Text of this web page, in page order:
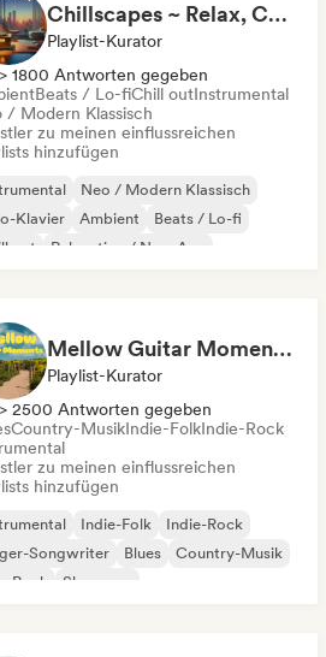
Chillscapes ~ Relax, Concentrate, Meditate, Sleep, Dream
Playlist-Kurator
> 1800 Antworten gegeben
Beats / Lo-fiChill outInstrumental
/ Modern Klassisch
zu meinen einflussreichen
hinzufügen
Neo / Modern Klassisch
Klavier
Ambient
Beats / Lo-fi
out
Relaxation / New Age
Mellow Guitar Moments 🎸 Acoustic Indie Folk & Singer-Songwriter
Playlist-Kurator
> 2500 Antworten gegeben
Country-MusikIndie-FolkIndie-Rock
zu meinen einflussreichen
hinzufügen
Indie-Folk
Indie-Rock
Songwriter
Blues
Country-Musik
Rock
Shoegaze